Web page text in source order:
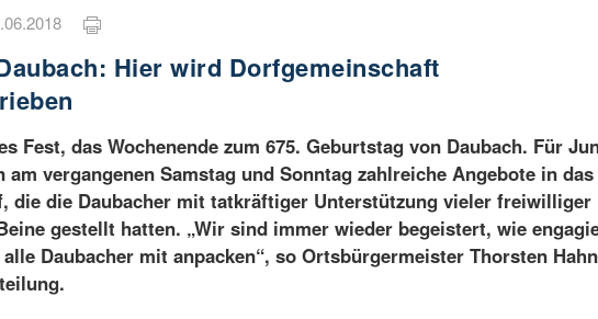
Hier wird Dorfgemeinschaft
Fest, das Wochenende zum 675. Geburtstag von Daubach. Für
vergangenen Samstag und Sonntag zahlreiche Angebote in das
die die Daubacher mit tatkräftiger Unterstützung vieler freiwilliger
gestellt hatten. „Wir sind immer wieder begeistert, wie
Daubacher mit anpacken“, so Ortsbürgermeister Thorsten Hahn